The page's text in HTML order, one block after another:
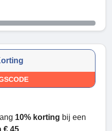
10% korting bij een